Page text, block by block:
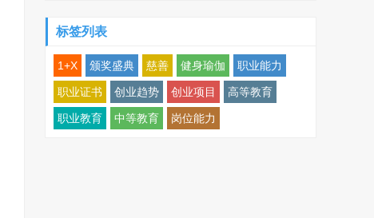
标签列表
1+X 颁奖盛典 慈善 健身瑜伽 职业能力
职业证书 创业趋势 创业项目 高等教育
职业教育 中等教育 岗位能力